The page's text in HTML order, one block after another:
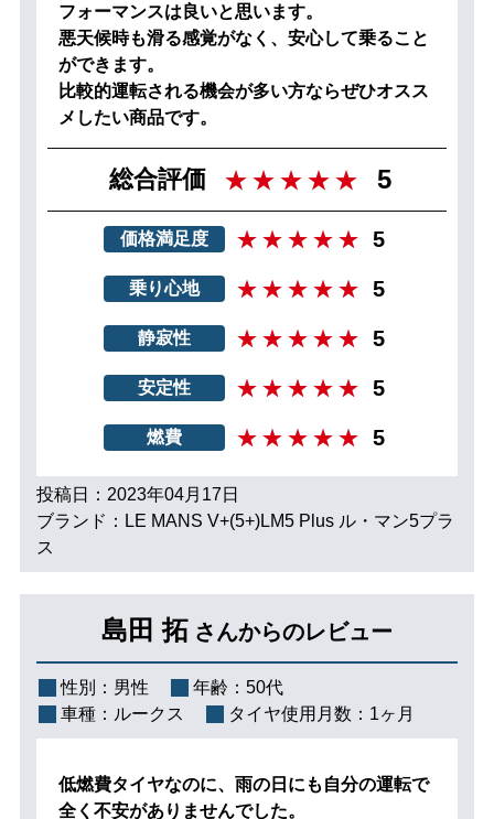
フォーマンスは良いと思います。
悪天候時も滑る感覚がなく、安心して乗ること
ができます。
比較的運転される機会が多い方ならぜひオスス
メしたい商品です。
総合評価 5
価格満足度 5
乗り心地 5
静寂性 5
安定性 5
燃費 5
投稿日：2023年04月17日
ブランド：LE MANS V+(5+)LM5 Plus ル・マン5プラ
ス
島田 拓 さんからのレビュー
性別： 男性 年齢： 50代
車種： ルークス タイヤ使用月数： 1ヶ月
低燃費タイヤなのに、雨の日にも自分の運転で
全く不安がありませんでした。